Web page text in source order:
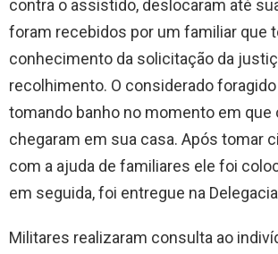
contra o assistido, deslocaram até
foram recebidos por um familiar que
conhecimento da solicitação da
recolhimento. O considerado
tomando banho no momento em que
chegaram em sua casa. Após tomar
com a ajuda de familiares ele foi
em seguida, foi entregue na
Militares realizaram consulta ao